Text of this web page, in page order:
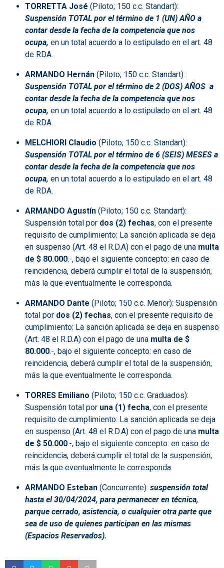
TORRETTA José (Piloto; 150 c.c. Standart):
Suspensión TOTAL por el término de 1 (UN) AÑO a
contar desde la fecha de la competencia que nos
ocupa, en un total acuerdo a lo estipulado en el art. 48
de RDA.
ARMANDO Hernán (Piloto; 150 c.c. Standart):
Suspensión TOTAL por el término de 2 (DOS) AÑOS a
contar desde la fecha de la competencia que nos
ocupa, en un total acuerdo a lo estipulado en el art. 48
de RDA.
MELCHIORI Claudio (Piloto; 150 c.c. Standart):
Suspensión TOTAL por el término de 6 (SEIS) MESES a
contar desde la fecha de la competencia que nos
ocupa, en un total acuerdo a lo estipulado en el art. 48
de RDA.
ARMANDO Agustín (Piloto; 150 c.c. Standart):
Suspensión total por dos (2) fechas, con el presente
requisito de cumplimiento: La sanción aplicada se deja
en suspenso (Art. 48 el R.D.A) con el pago de una multa
de $ 80.000.-, bajo el siguiente concepto: en caso de
reincidencia, deberá cumplir el total de la suspensión,
más la que eventualmente le corresponda.
ARMANDO Dante (Piloto; 150 c.c. Menor): Suspensión
total por dos (2) fechas, con el presente requisito de
cumplimiento: La sanción aplicada se deja en suspenso
(Art. 48 el R.D.A) con el pago de una multa de $
80.000.-, bajo el siguiente concepto: en caso de
reincidencia, deberá cumplir el total de la suspensión,
más la que eventualmente le corresponda.
TORRES Emiliano (Piloto; 150 c.c. Graduados):
Suspensión total por una (1) fecha, con el presente
requisito de cumplimiento: La sanción aplicada se deja
en suspenso (Art. 48 el R.D.A) con el pago de una multa
de $ 50.000.-, bajo el siguiente concepto: en caso de
reincidencia, deberá cumplir el total de la suspensión,
más la que eventualmente le corresponda.
ARMANDO Esteban (Concurrente): suspensión total
hasta el 30/04/2024, para permanecer en técnica,
parque cerrado, asistencia, o cualquier otra parte que
sea de uso de quienes participan en las mismas
(Espacios Reservados).